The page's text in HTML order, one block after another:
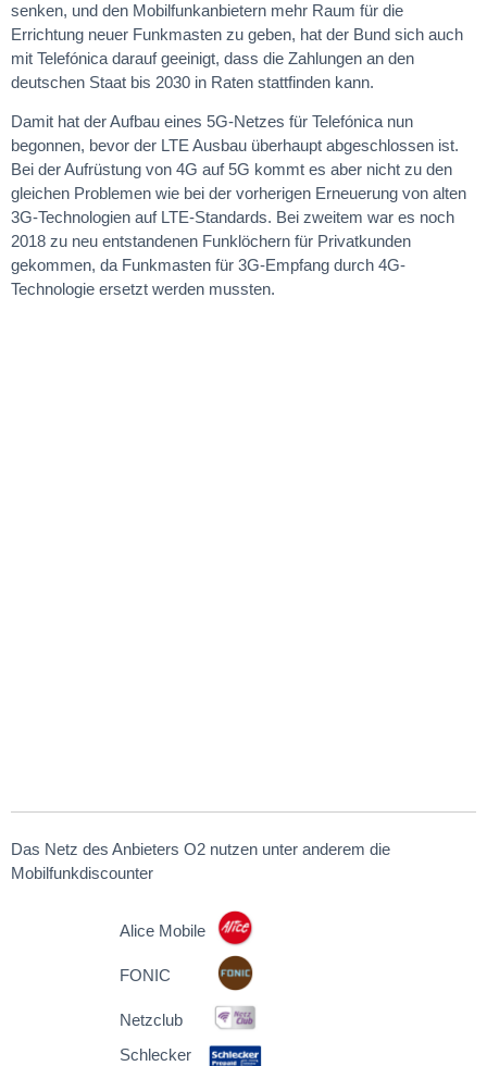
senken, und den Mobilfunkanbietern mehr Raum für die
Errichtung neuer Funkmasten zu geben, hat der Bund sich auch
mit Telefónica darauf geeinigt, dass die Zahlungen an den
deutschen Staat bis 2030 in Raten stattfinden kann.
Damit hat der Aufbau eines 5G-Netzes für Telefónica nun
begonnen, bevor der LTE Ausbau überhaupt abgeschlossen ist.
Bei der Aufrüstung von 4G auf 5G kommt es aber nicht zu den
gleichen Problemen wie bei der vorherigen Erneuerung von alten
3G-Technologien auf LTE-Standards. Bei zweitem war es noch
2018 zu neu entstandenen Funklöchern für Privatkunden
gekommen, da Funkmasten für 3G-Empfang durch 4G-
Technologie ersetzt werden mussten.
Das Netz des Anbieters O2 nutzen unter anderem die
Mobilfunkdiscounter
Alice Mobile
FONIC
Netzclub
Schlecker